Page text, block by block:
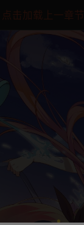
点击加载上一章节